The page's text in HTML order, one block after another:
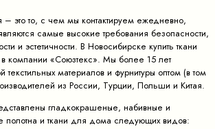
– это то, с чем мы контактируем ежедневно,
самые высокие требования безопасности,
и эстетичности. В Новосибирске купить ткани
компании «Союзтекс». Мы более 15 лет
текстильных материалов и фурнитуры оптом (в том
из России, Турции, Польши и Китая.
гладкокрашеные, набивные и
полотна и ткани для дома следующих видов: